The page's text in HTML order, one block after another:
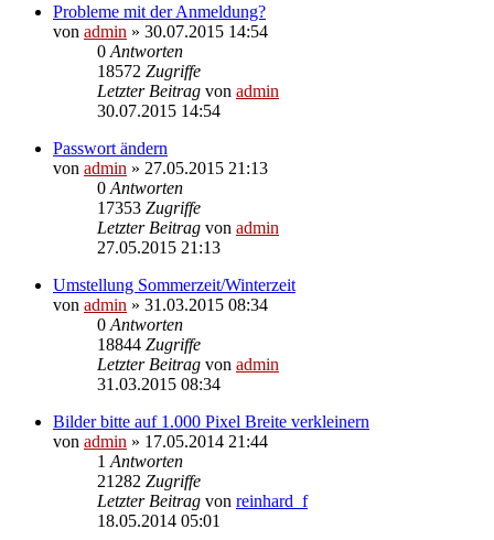
Probleme mit der Anmeldung?
von admin » 30.07.2015 14:54
0 Antworten
18572 Zugriffe
Letzter Beitrag von admin
30.07.2015 14:54
Passwort ändern
von admin » 27.05.2015 21:13
0 Antworten
17353 Zugriffe
Letzter Beitrag von admin
27.05.2015 21:13
Umstellung Sommerzeit/Winterzeit
von admin » 31.03.2015 08:34
0 Antworten
18844 Zugriffe
Letzter Beitrag von admin
31.03.2015 08:34
Bilder bitte auf 1.000 Pixel Breite verkleinern
von admin » 17.05.2014 21:44
1 Antworten
21282 Zugriffe
Letzter Beitrag von reinhard_f
18.05.2014 05:01